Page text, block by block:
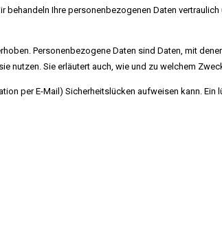
behandeln Ihre personenbezogenen Daten
Personenbezogene Daten sind Daten, mit
nutzen. Sie erläutert auch, wie und zu welchem
per E-Mail) Sicherheitslücken aufweisen kann.